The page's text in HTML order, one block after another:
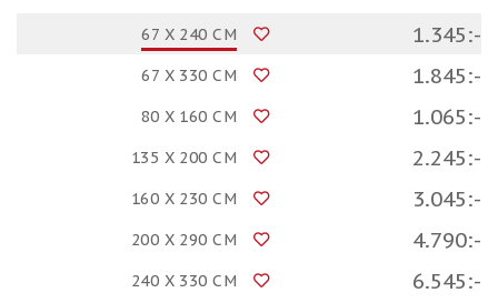
67 X 240 CM 1.345:-
67 X 330 CM 1.845:-
80 X 160 CM 1.065:-
135 X 200 CM 2.245:-
160 X 230 CM 3.045:-
200 X 290 CM 4.790:-
240 X 330 CM 6.545:-